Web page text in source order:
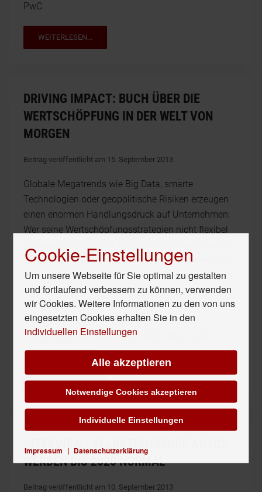
PwC.
WEITERLESEN...
DRIVING IMPACT: BUCH ÜBER DIE
WERTSCHÖPFUNG IN DER WELT VON
MORGEN
Beitrag veröffentlicht am 15. September 2013
Globale Megatrends wie Big Data, smarte
Technologien oder geopolitische Risiken erzeugen
einen enormen Handlungsdruck auf Unternehmen:
Wer seine Wertschöpfungsstrategien nicht flexibel
wird in den Märkten von morgen nicht überleben. In
der heute erschienenen Publikation „Driving Impact
– Wertschöpfung in der Welt von morgen" schildern
die KPMG Partner Sven Marlinghaus und Christian
Rast gemeinsam mit Zukunftsforschern von
TrendONE elf aktuelle Megatrends, die unsere
Wirtschaft prägen.
WEITERLESEN...
WERDEN BIS 2020 NORMAL
Beitrag veröffentlicht am 10. September 2013
Cookie-Einstellungen
Um unsere Webseite für Sie optimal zu gestalten
und fortlaufend verbessern zu können, verwenden
wir Cookies. Weitere Informationen zu den von uns
eingesetzten Cookies erhalten Sie in den
individuellen Einstellungen
Alle akzeptieren
Notwendige Cookies akzeptieren
Impressum | Datenschutzerklärung
Individuelle Einstellungen